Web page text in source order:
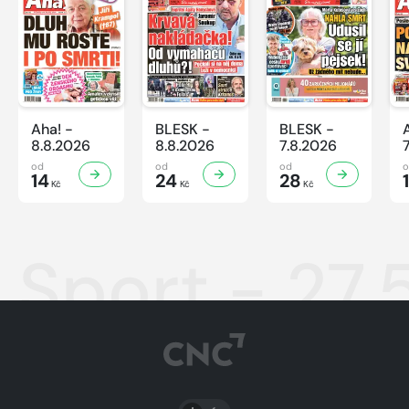
Aha! -
8.8.2026
od
14Kč
BLESK -
8.8.2026
od
24Kč
BLESK -
7.8.2026
od
28 Kč
Sport -
PŘEPNOUT SVĚTLÝ/TMAVÝ REŽIM